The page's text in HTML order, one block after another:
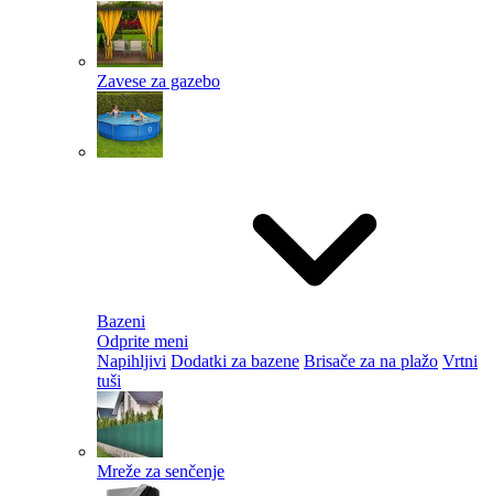
Zavese za gazebo
Bazeni
Odprite meni
Napihljivi Dodatki za bazene Brisače za na plažo Vrtni
tuši
Mreže za senčenje